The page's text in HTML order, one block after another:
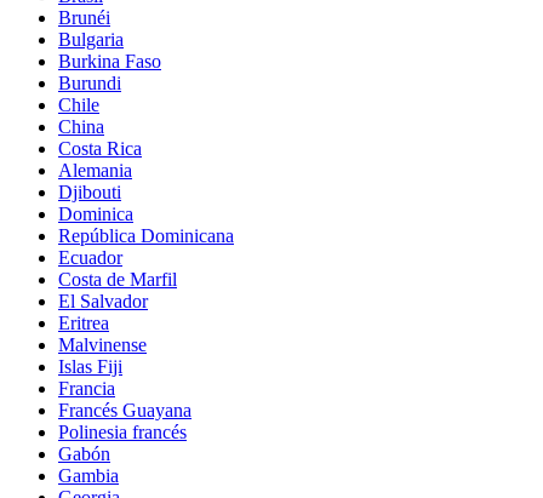
Brunéi
Bulgaria
Burkina Faso
Burundi
Chile
China
Costa Rica
Alemania
Djibouti
Dominica
República Dominicana
Ecuador
Costa de Marfil
El Salvador
Eritrea
Malvinense
Islas Fiji
Francia
Francés Guayana
Polinesia francés
Gabón
Gambia